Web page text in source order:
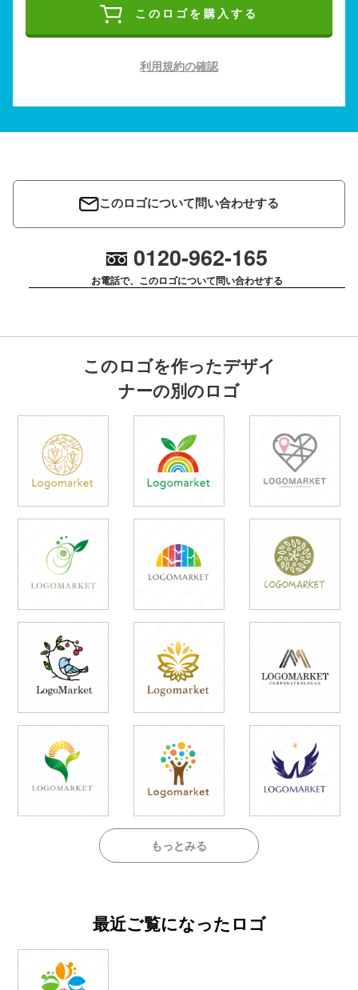
このロゴを購入する
利用規約の確認
このロゴについて問い合わせする
0120-962-165
お電話で、このロゴについて問い合わせする
このロゴを作ったデザイ
ナーの別のロゴ
もっとみる
最近ご覧になったロゴ